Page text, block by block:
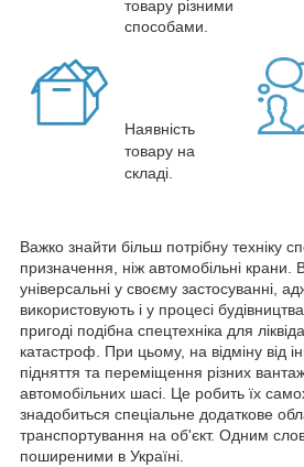
товару різними
способами.
Наявність
товару на
складі.
Важко знайти більш потрібну техніку
призначення, ніж автомобільні крани.
універсальні у своєму застосуванні,
використовують і у процесі
пригоді подібна спецтехніка для
катастроф. При цьому, на відміну від
підняття та переміщення різних
автомобільних шасі. Це робить їх
знадобиться спеціальне додаткове
транспортування на об'єкт. Одним
поширеними в Україні.